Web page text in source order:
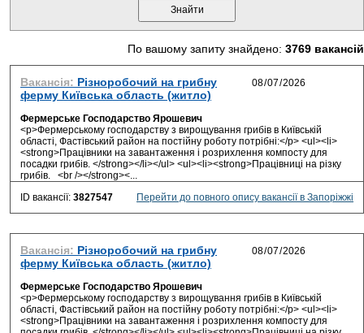
По вашому запиту знайдено: 3769 вакансій
Вакансія: Різноробочий на грибну
ферму Київська область (житло)
Фермерське Господарство Ярошевич
<p>Фермерському господарству з вирощування грибів в Київській
області, Фастівський район на постійну роботу потрібні:</p> <ul><li>
<strong>Працівники на завантаження і розрихлення компосту для
посадки грибів. </strong></li></ul> <ul><li><strong>Працівниці на різку
грибів. <br /></strong><...
ID вакансії: 3827547 Перейти до повного опису вакансії в Запоріжжі
Вакансія: Різноробочий на грибну
ферму Київська область (житло)
Фермерське Господарство Ярошевич
<p>Фермерському господарству з вирощування грибів в Київській
області, Фастівський район на постійну роботу потрібні:</p> <ul><li>
<strong>Працівники на завантаження і розрихлення компосту для